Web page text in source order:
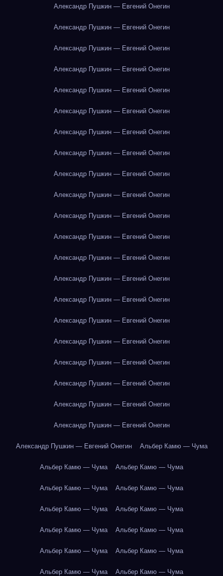
Александр Пушкин — Евгений Онегин
Александр Пушкин — Евгений Онегин
Александр Пушкин — Евгений Онегин
Александр Пушкин — Евгений Онегин
Александр Пушкин — Евгений Онегин
Александр Пушкин — Евгений Онегин
Александр Пушкин — Евгений Онегин
Александр Пушкин — Евгений Онегин
Александр Пушкин — Евгений Онегин
Александр Пушкин — Евгений Онегин
Александр Пушкин — Евгений Онегин
Александр Пушкин — Евгений Онегин
Александр Пушкин — Евгений Онегин
Александр Пушкин — Евгений Онегин
Александр Пушкин — Евгений Онегин
Александр Пушкин — Евгений Онегин
Александр Пушкин — Евгений Онегин
Александр Пушкин — Евгений Онегин
Александр Пушкин — Евгений Онегин
Александр Пушкин — Евгений Онегин
Александр Пушкин — Евгений Онегин
Александр Пушкин — Евгений Онегин Альбер Камю — Чума
Альбер Камю — Чума Альбер Камю — Чума
Альбер Камю — Чума Альбер Камю — Чума
Альбер Камю — Чума Альбер Камю — Чума
Альбер Камю — Чума Альбер Камю — Чума
Альбер Камю — Чума Альбер Камю — Чума
Альбер Камю — Чума Альбер Камю — Чума